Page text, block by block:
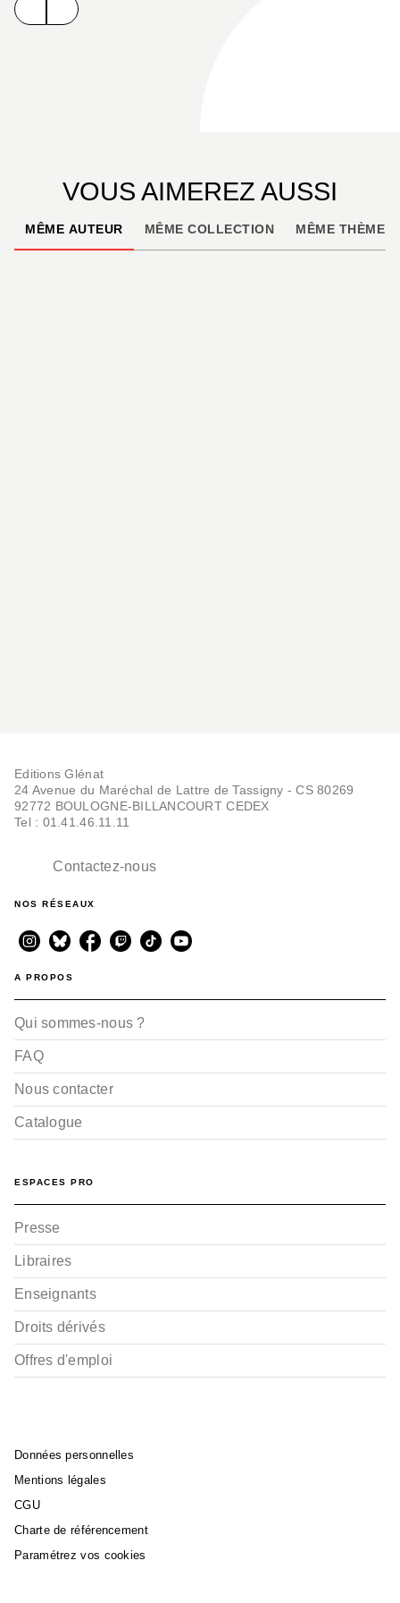
VOUS AIMEREZ AUSSI
MÊME AUTEUR MÊME COLLECTION MÊME THÈME
Editions Glénat
24 Avenue du Maréchal de Lattre de Tassigny - CS 80269
92772 BOULOGNE-BILLANCOURT CEDEX
Tel : 01.41.46.11.11
Contactez-nous
NOS RÉSEAUX
A PROPOS
Qui sommes-nous ?
FAQ
Nous contacter
Catalogue
ESPACES PRO
Presse
Libraires
Enseignants
Droits dérivés
Offres d'emploi
Données personnelles
Mentions légales
CGU
Charte de référencement
Paramétrez vos cookies